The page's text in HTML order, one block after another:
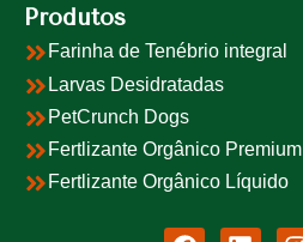
Produtos
Farinha de Tenébrio integral
Larvas Desidratadas
PetCrunch Dogs
Fertlizante Orgânico Premium
Fertlizante Orgânico Líquido